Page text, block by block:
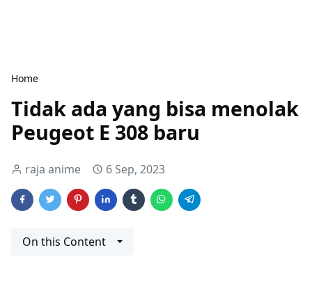
Home
Tidak ada yang bisa menolak
Peugeot E 308 baru
raja anime 6 Sep, 2023
On this Content